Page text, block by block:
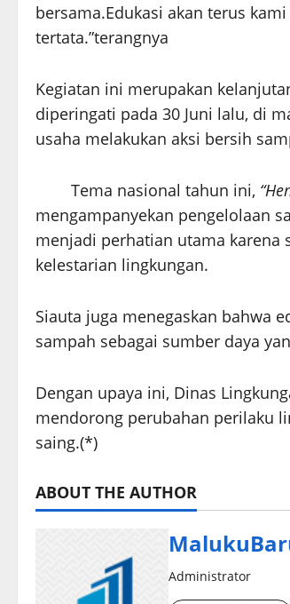
bersama.Edukasi akan terus
tertata.”terangnya
Kegiatan ini merupakan
diperingati pada 30 Juni lalu, di
usaha melakukan aksi bersih
Tema nasional tahun ini,
mengampanyekan pengelolaan
menjadi perhatian utama karena
kelestarian lingkungan.
Siauta juga menegaskan bahwa
sampah sebagai sumber daya
Dengan upaya ini, Dinas
mendorong perubahan perilaku
saing.(*)
ABOUT THE AUTHOR
Administrator